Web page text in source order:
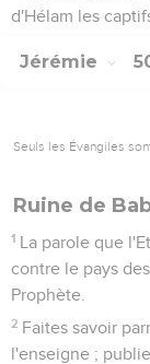
d'Hélam les
Jérémie
Seuls les Évangiles
Ruine de
1 La parole que
contre le pays
Prophète.
2 Faites savoir
l'enseigne ;